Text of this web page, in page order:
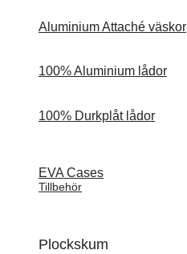
Aluminium Attaché väskor
100% Aluminium lådor
100% Durkplåt lådor
EVA Cases
Tillbehör
Plockskum